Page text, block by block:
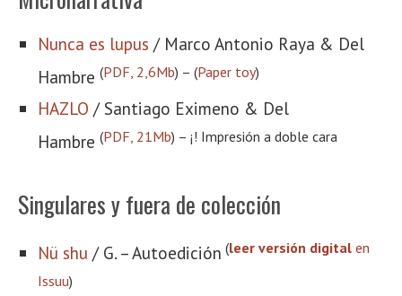
Nunca es lupus / Marco Antonio Raya & Del
Hambre (PDF, 2,6Mb) – (Paper toy)
HAZLO / Santiago Eximeno & Del
Hambre (PDF, 21Mb) – ¡! Impresión a doble cara
Singulares y fuera de colección
Nü shu / G. – Autoedición (leer versión digital en
Issuu)